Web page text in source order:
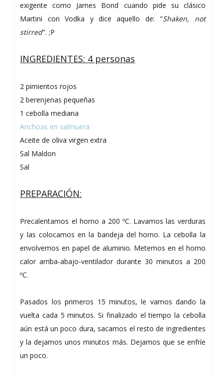
exigente como James Bond cuando pide su clásico
Martini con Vodka y dice aquello de: "Shaken, not
stirred". ;P
INGREDIENTES: 4 personas
2 pimientos rojos
2 berenjenas pequeñas
1 cebolla mediana
Anchoas en salmuera
Aceite de oliva virgen extra
Sal Maldon
Sal
PREPARACIÓN:
Precalentamos el horno a 200 ºC. Lavamos las verduras
y las colocamos en la bandeja del horno. La cebolla la
envolvemos en papel de aluminio. Metemos en el horno
calor arriba-abajo-ventilador durante 30 minutos a 200
ºC.
Pasados los primeros 15 minutos, le vamos dando la
vuelta cada 5 minutos. Si finalizado el tiempo la cebolla
aún está un poco dura, sacamos el resto de ingredientes
y la dejamos unos minutos más. Dejamos que se enfríe
un poco.